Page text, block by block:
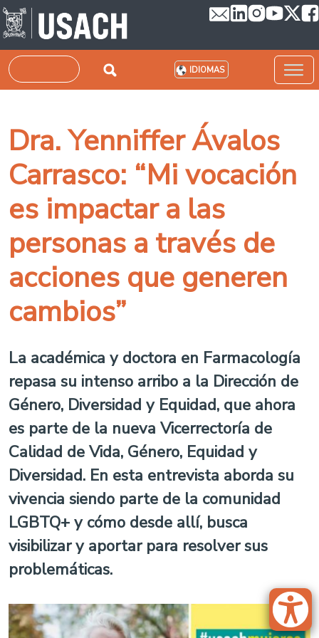
Pasar al contenido principal
Buscar IDIOMAS
Dra. Yenniffer Ávalos
Carrasco: “Mi vocación
es impactar a las
personas a través de
acciones que generen
cambios”
La académica y doctora en Farmacología
repasa su intenso arribo a la Dirección de
Género, Diversidad y Equidad, que ahora
es parte de la nueva Vicerrectoría de
Calidad de Vida, Género, Equidad y
Diversidad. En esta entrevista aborda su
vivencia siendo parte de la comunidad
LGBTQ+ y cómo desde allí, busca
visibilizar y aportar para resolver sus
problemáticas.